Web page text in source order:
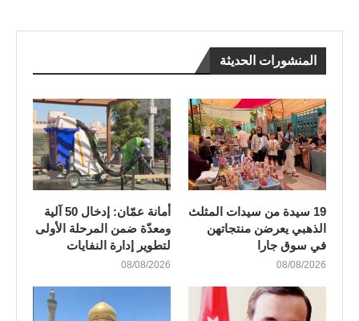
المنشورات الحديثة
19 سيدة من سيدات المثلث
الذهبي يعرضن منتجاتهن
في سوق جارا
08/08/2026
أمانة عمّان: إدخال 50 آلية
ومعدّة ضمن المرحلة الأولى
لتطوير إدارة النفايات
08/08/2026